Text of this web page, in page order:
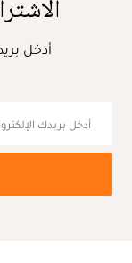
أدخل